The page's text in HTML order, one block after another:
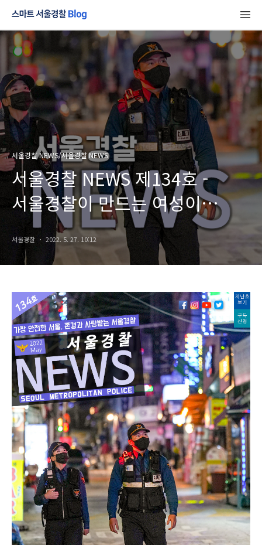
서울경찰 NEWS/서울경찰 NEWS
서울경찰 NEWS 제134호 -
서울경찰이 만드는 여성이
안전한 세상
서울경찰 2022. 5. 27. 10:12